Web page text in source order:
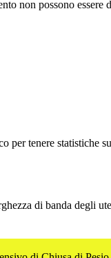
non possono
per tenere statistiche
di banda degli